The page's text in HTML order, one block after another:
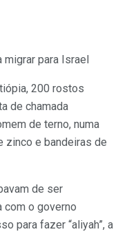
para Israel
200 rostos
de chamada
de terno, numa
zinco e bandeiras de
de ser
com o governo
para fazer “aliyah”, a